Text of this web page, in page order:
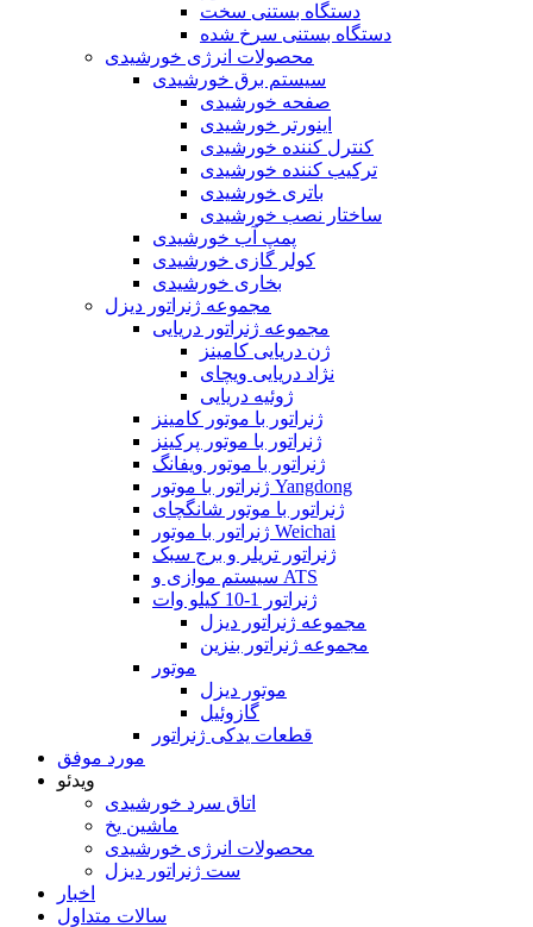
دستگاه بستنی سخت
دستگاه بستنی سرخ شده
محصولات انرژی خورشیدی
سیستم برق خورشیدی
صفحه خورشیدی
اینورتر خورشیدی
کنترل کننده خورشیدی
ترکیب کننده خورشیدی
باتری خورشیدی
ساختار نصب خورشیدی
پمپ آب خورشیدی
کولر گازی خورشیدی
بخاری خورشیدی
مجموعه ژنراتور دیزل
مجموعه ژنراتور دریایی
ژن دریایی کامینز
نژاد دریایی ویچای
ژوئیه دریایی
ژنراتور با موتور کامینز
ژنراتور با موتور پرکینز
ژنراتور با موتور ویفانگ
ژنراتور با موتور Yangdong
ژنراتور با موتور شانگچای
ژنراتور با موتور Weichai
ژنراتور تریلر و برج سبک
سیستم موازی و ATS
ژنراتور 1-10 کیلو وات
مجموعه ژنراتور دیزل
مجموعه ژنراتور بنزین
موتور
موتور دیزل
گازوئیل
قطعات یدکی ژنراتور
مورد موفق
ویدئو
اتاق سرد خورشیدی
ماشین یخ
محصولات انرژی خورشیدی
ست ژنراتور دیزل
اخبار
سالات متداول